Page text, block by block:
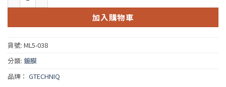
加入購物車
貨號: ML5-038
分類: 鍍膜
品牌： GTECHNIQ